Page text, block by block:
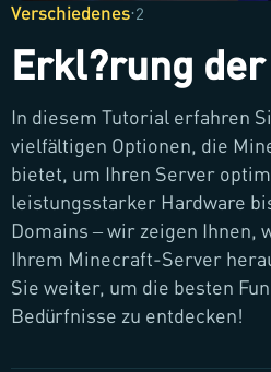
Verschiedenes·2
Erkl?rung
In diesem Tutorial erfahren
vielfältigen Optionen, die
bietet, um Ihren Server
leistungsstarker Hardware
Domains – wir zeigen Ihnen,
Ihrem Minecraft-Server
Sie weiter, um die besten
Bedürfnisse zu entdecken!